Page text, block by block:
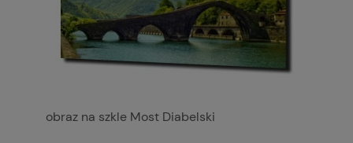
obraz na szkle Most Diabelski